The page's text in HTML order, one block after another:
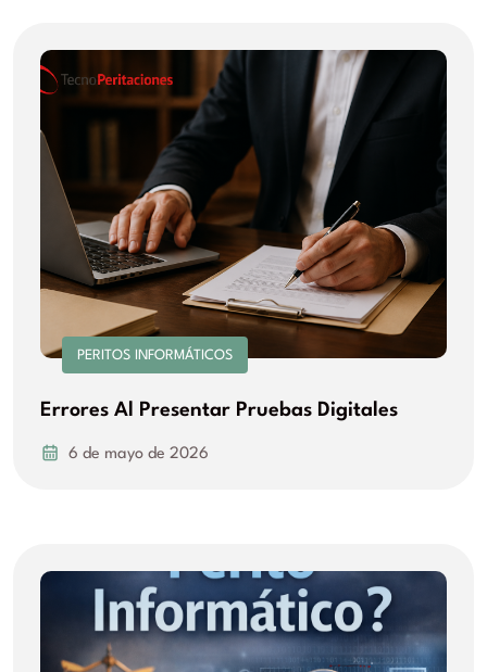
PERITOS INFORMÁTICOS
Errores Al Presentar Pruebas Digitales
6 de mayo de 2026